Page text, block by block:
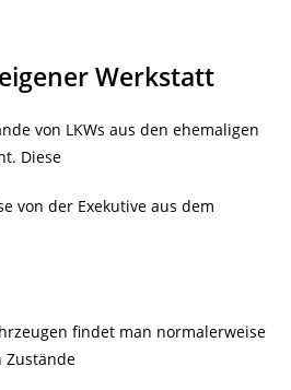
Werkstatt
von LKWs aus den ehemaligen
Diese
von der Exekutive aus dem
findet man normalerweise
Zustände